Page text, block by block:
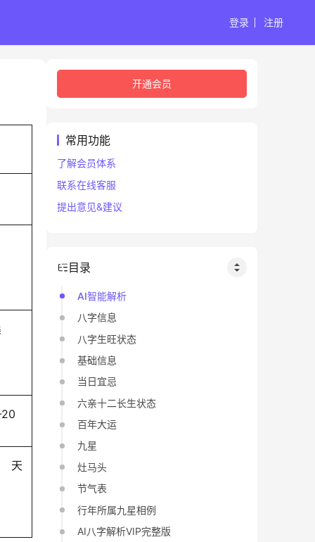
登录 注册
天
开通会员
常用功能
了解会员体系
联系在线客服
提出意见&建议
目录
AI智能解析
八字信息
八字生旺状态
基础信息
当日宜忌
六亲十二长生状态
百年大运
九星
灶马头
节气表
行年所属九星相例
AI八字解析VIP完整版